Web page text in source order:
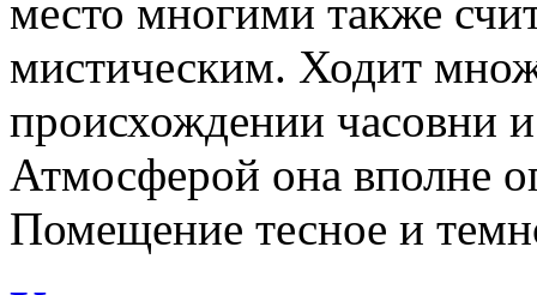
место многими также
мистическим. Ходит
происхождении часовни
Атмосферой она впол­не
Помещение тесное и